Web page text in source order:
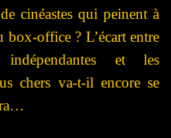
cinéastes qui peinent à
office ? L’écart entre
et les
chers va-t-il encore se